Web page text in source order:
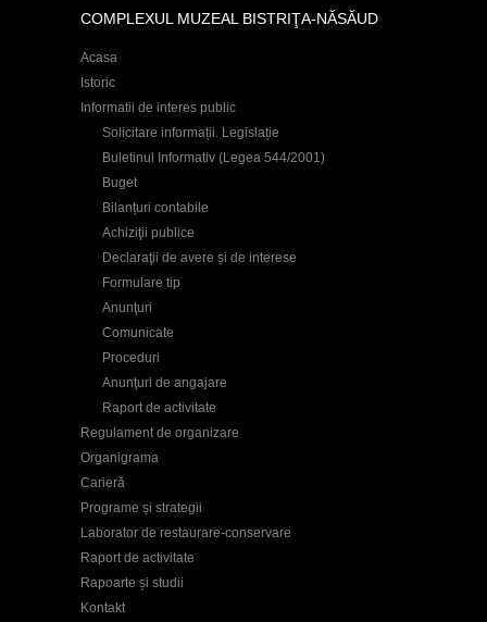
COMPLEXUL MUZEAL BISTRIŢA-NĂSĂUD
Acasa
Istoric
Informatii de interes public
Solicitare informații. Legislație
Buletinul Informativ (Legea 544/2001)
Buget
Bilanțuri contabile
Achiziţii publice
Declaraţii de avere și de interese
Formulare tip
Anunţuri
Comunicate
Proceduri
Anunţuri de angajare
Raport de activitate
Regulament de organizare
Organigrama
Carieră
Programe și strategii
Laborator de restaurare-conservare
Raport de activitate
Rapoarte și studii
Kontakt